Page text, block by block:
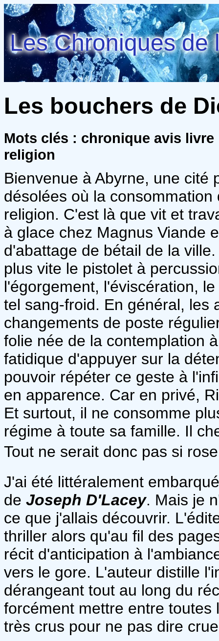
Les Chroniques de
Les bouchers de
Mots clés : chronique avis
religion
Bienvenue à Abyrne, une cité
désolées où la
religion. C'est là que vit et
à glace chez Magnus Viande
d'abattage de bétail de la
plus vite le pistolet à
l'égorgement, l'éviscération,
tel sang-froid. En général, les
changements de poste
folie née de la contemplation
fatidique d'appuyer sur la
pouvoir répéter ce geste à
en apparence. Car en privé,
Et surtout, il ne consomme
régime à toute sa famille. Il
Tout ne serait donc pas si
J'ai été littéralement
de Joseph D'Lacey. Mais je
ce que j'allais découvrir.
thriller alors qu'au fil des
récit d'anticipation à
vers le gore. L'auteur distille
dérangeant tout au long du
forcément mettre entre
très crus pour ne pas dire